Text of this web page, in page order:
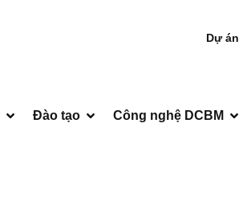
Dự án
Đào tạo Công nghệ DCBM